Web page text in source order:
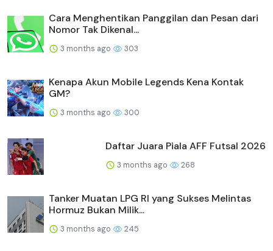
Cara Menghentikan Panggilan dan Pesan dari
Nomor Tak Dikenal...
3 months ago 303
Kenapa Akun Mobile Legends Kena Kontak
GM?
3 months ago 300
Daftar Juara Piala AFF Futsal 2026
3 months ago 268
Tanker Muatan LPG RI yang Sukses Melintas
Hormuz Bukan Milik...
3 months ago 245